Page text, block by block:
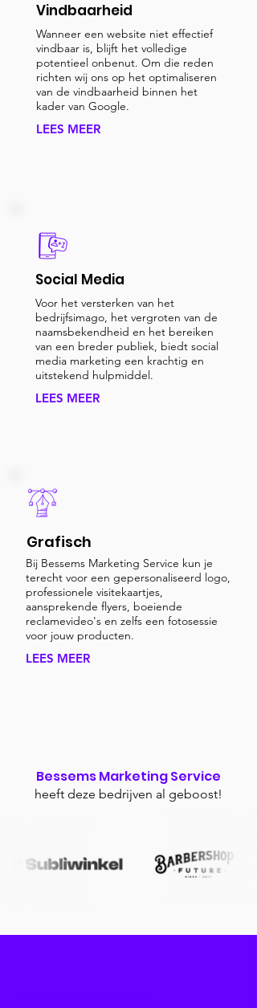
Vindbaarheid
Wanneer een website niet effectief
vindbaar is, blijft het volledige
potentieel onbenut. Om die reden
richten wij ons op het optimaliseren
van de vindbaarheid binnen het
kader van Google.
LEES MEER
Social Media
Voor het versterken van het
bedrijfsimago, het vergroten van de
naamsbekendheid en het bereiken
van een breder publiek, biedt social
media marketing een krachtig en
uitstekend hulpmiddel.
LEES MEER
Grafisch
Bij Bessems Marketing Service kun je
terecht voor een gepersonaliseerd logo,
professionele visitekaartjes,
aansprekende flyers, boeiende
reclamevideo's en zelfs een fotosessie
voor jouw producten.
LEES MEER
Bessems Marketing Service
heeft deze bedrijven al geboost!